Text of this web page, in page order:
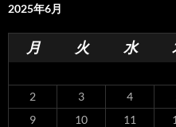
2025年6月
月 火 水
2
3 4
9
10 11